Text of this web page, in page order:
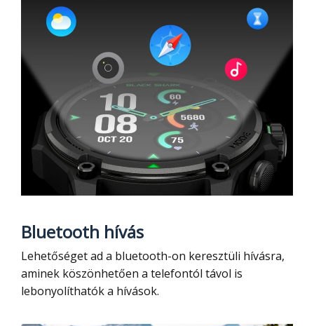
Bluetooth hívás
Lehetőséget ad a bluetooth-on keresztüli hívásra,
aminek köszönhetően a telefontól távol is
lebonyolíthatók a hívások.